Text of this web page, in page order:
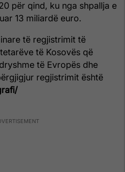
për qind, ku nga shpallja e
13 miliardë euro.
të regjistrimit të
të Kosovës që
të Evropës dhe
regjistrimit është